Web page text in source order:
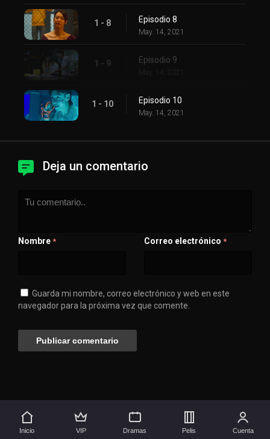
1 - 8 Episodio 8
May. 14, 2021
1 - 9 Episodio 9
May. 14, 2021
1 - 10 Episodio 10
May. 14, 2021
Deja un comentario
Nombre * Correo electrónico *
Guarda mi nombre, correo electrónico y web en este
navegador para la próxima vez que comente.
🚀 Síguenos aquí
💖 Apóyanos
Inicio VIP Dramas Pelis Cuenta